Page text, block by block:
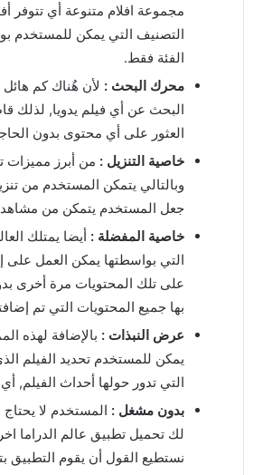
مجموعة افلام متنوعة أي تتوفر
التصنيف التي يمكن للمستخدم
الفئة فقط.
محرك البحث : لأن هٌناك كم
البحث عن أي فيلم يدويا, لذلك
العثور على أي محتوى بدون
خاصية التنزيل : من أبرز مميزات
وبالتالي يتمكن المستخدم من
جعل المستخدم يتمكن من
خاصية المفضلة :
التي بواسطتها يمكن العمل على
على تلك المحتويات مرة أخرى
بها جميع المحتويات التي تم
عرض النبذات : بالإضافة لهذه
يمكن للمستخدم تحديد الفيلم
التي تدور حولها أحداث الفيلم,
بدون مشغل : المستخدم لا
لك تحميل تطبيق عالم الدراما
نستطيع القول أن يقوم التطبيق